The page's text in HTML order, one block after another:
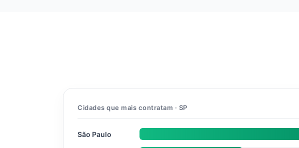
Cidades que mais contratam · SP
São Paulo